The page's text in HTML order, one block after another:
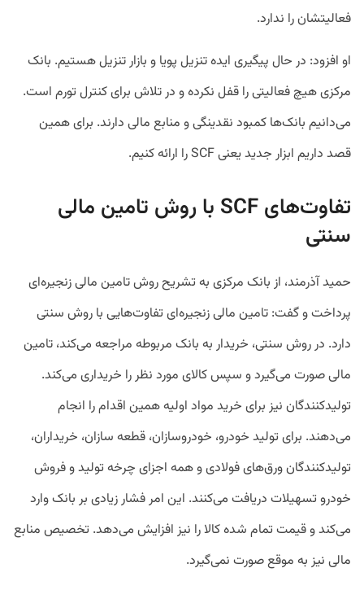
فعالیتشان را ندارد.
او افزود: در حال پیگیری ایده تنزیل پویا و بازار تنزیل هستیم. بانک
مرکزی هیچ فعالیتی را قفل نکرده و در تلاش برای کنترل تورم است.
می‌دانیم بانک‌ها کمبود نقدینگی و منابع مالی دارند. برای همین
قصد داریم ابزار جدید یعنی SCF را ارائه کنیم.
تفاوت‌های SCF با روش تامین مالی
سنتی
حمید آذرمند، از بانک مرکزی به تشریح روش تامین مالی زنجیره‌ای
پرداخت و گفت: تامین مالی زنجیره‌ای تفاوت‌هایی با روش سنتی
دارد. در روش سنتی، خریدار به بانک مربوطه مراجعه می‌کند، تامین
مالی صورت می‌گیرد و سپس کالای مورد نظر را خریداری می‌کند.
تولیدکنندگان نیز برای خرید مواد اولیه همین اقدام را انجام
می‌دهند. برای تولید خودرو، خودروسازان، قطعه سازان، خریداران،
تولیدکنندگان ورق‌های فولادی و همه اجزای چرخه تولید و فروش
خودرو تسهیلات دریافت می‌کنند. این امر فشار زیادی بر بانک وارد
می‌کند و قیمت تمام شده کالا را نیز افزایش می‌دهد. تخصیص منابع
مالی نیز به موقع صورت نمی‌گیرد.